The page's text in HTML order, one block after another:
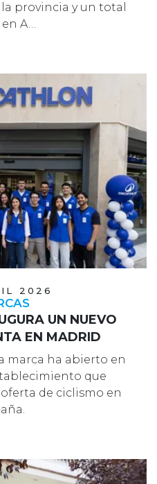
provincia y un total
en A…
2026
UN NUEVO
EN MADRID
marca ha abierto en
que
de ciclismo en